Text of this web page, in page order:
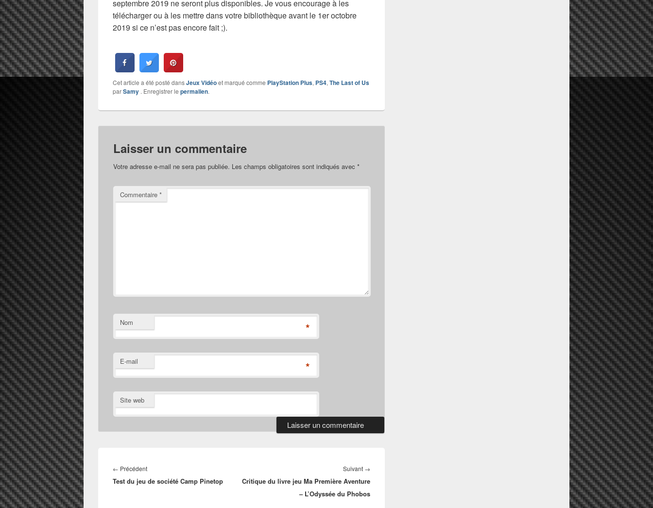
septembre 2019 ne seront plus disponibles. Je vous encourage à les
télécharger ou à les mettre dans votre bibliothèque avant le 1er octobre
2019 si ce n’est pas encore fait ;).
Cet article a été posté dansJeux Vidéoet marqué comme PlayStation Plus, PS4, The Last of Us
parSamy . Enregistrer le permalien.
Laisser un commentaire
Votre adresse e-mail ne sera pas publiée. Les champs obligatoires sont indiqués avec *
Commentaire *
Nom *
E-mail *
Site web
de
l’article
← PrécédentArticle
précédent :
Test du jeu de société Camp Pinetop
Suivant →
suivant :
Critique du livre jeu Ma Première Aventure
– L’Odyssée du Phobos